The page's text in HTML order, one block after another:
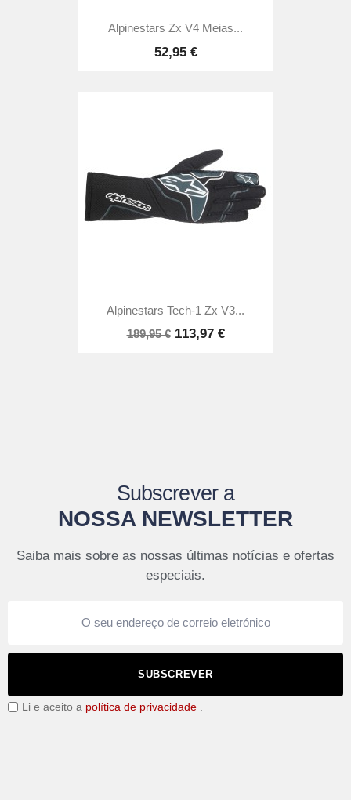
Alpinestars Zx V4 Meias...
52,95 €
Alpinestars Tech-1 Zx V3...
189,95 € 113,97 €
Subscrever a
NOSSA NEWSLETTER
Saiba mais sobre as nossas últimas notícias e ofertas
especiais.
SUBSCREVER
Li e aceito a política de privacidade